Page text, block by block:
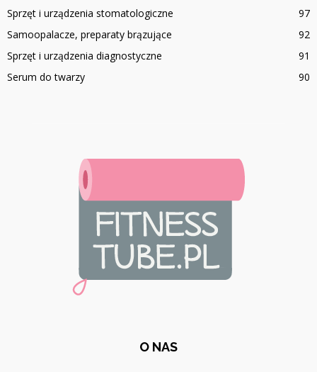
Sprzęt i urządzenia stomatologiczne
97
Samoopalacze, preparaty brązujące
92
Sprzęt i urządzenia diagnostyczne
91
Serum do twarzy
90
O NAS